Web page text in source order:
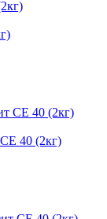
40 (2кг)